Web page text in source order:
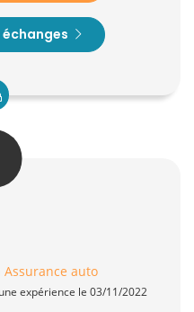
Assurance auto
expérience le 03/11/2022